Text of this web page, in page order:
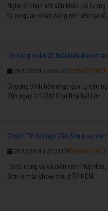
Nghệ sĩ nhận xét sân khấu cải
từ cơ quan chức năng nên liên tục lỗ
Tài năng violin 20 tuổi biểu diễn
29/12/2018 7:09:01 CH
Chương trình hòa nhạc quy tụ các
20h ngày 1/1/2019 tại Nhà hát Lớn.
Xem chi tiết
Chánh Tín hội ngộ Vân Sơn ở sự kiện
28/12/2018 4:07:24 CH
Tài tử cùng vợ và diễn viên Thái
Sơn ra mắt show mới ở TP HCM.
Xem chi tiết